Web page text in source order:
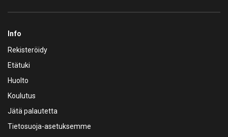
Info
Rekisteröidy
Etätuki
Huolto
Koulutus
Jätä palautetta
Tietosuoja-asetuksemme